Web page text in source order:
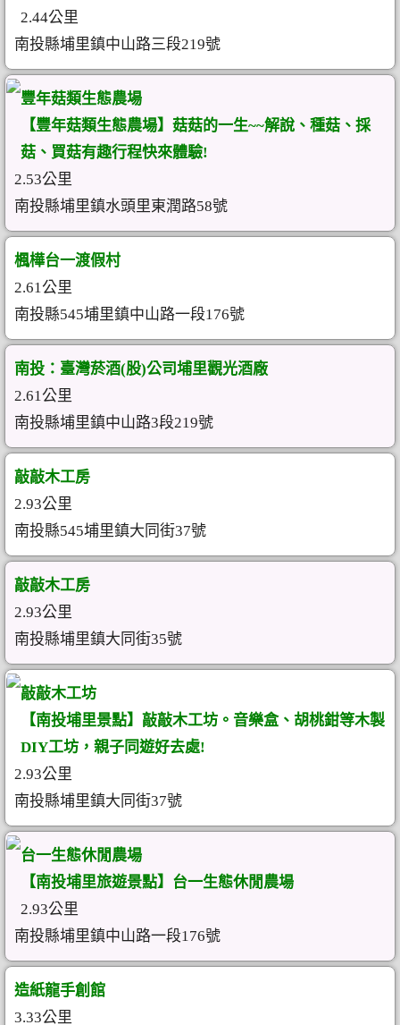
2.44公里
南投縣埔里鎮中山路三段219號
豐年菇類生態農場
【豐年菇類生態農場】菇菇的一生~~解說、種菇、採
菇、買菇有趣行程快來體驗!
2.53公里
南投縣埔里鎮水頭里東潤路58號
楓樺台一渡假村
2.61公里
南投縣545埔里鎮中山路一段176號
南投：臺灣菸酒(股)公司埔里觀光酒廠
2.61公里
南投縣埔里鎮中山路3段219號
敲敲木工房
2.93公里
南投縣545埔里鎮大同街37號
敲敲木工房
2.93公里
南投縣埔里鎮大同街35號
敲敲木工坊
【南投埔里景點】敲敲木工坊。音樂盒、胡桃鉗等木製
DIY工坊，親子同遊好去處!
2.93公里
南投縣埔里鎮大同街37號
台一生態休閒農場
【南投埔里旅遊景點】台一生態休閒農場
2.93公里
南投縣埔里鎮中山路一段176號
造紙龍手創館
3.33公里